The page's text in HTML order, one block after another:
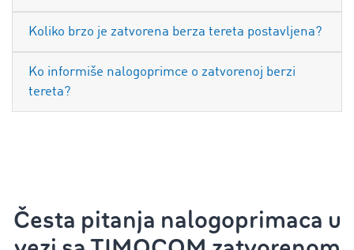
Koliko brzo je zatvorena berza tereta postavljena?
Ko informiše nalogoprimce o zatvorenoj berzi
tereta?
Česta pitanja nalogoprimaca u